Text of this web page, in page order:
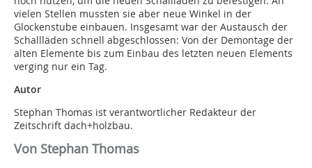
vielen Stellen mussten sie aber neue Winkel in der
Glockenstube einbauen. Insgesamt war der Austausch der
Schallläden schnell abgeschlossen: Von der Demontage der
alten Elemente bis zum Einbau des letzten neuen Elements
verging nur ein Tag.
Autor
Stephan Thomas ist verantwortlicher Redakteur der
Zeitschrift dach+holzbau.
Von Stephan Thomas